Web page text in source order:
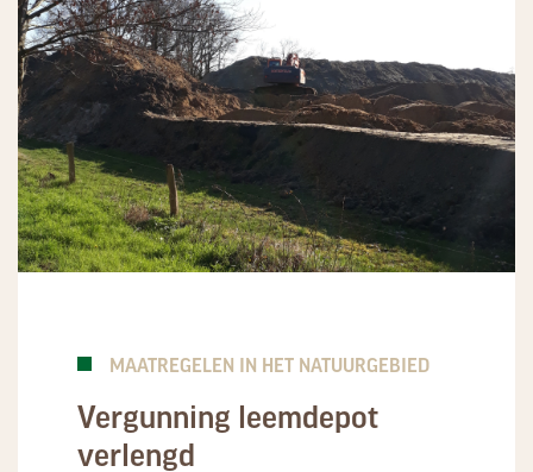
MAATREGELEN IN HET NATUURGEBIED
Vergunning leemdepot
verlengd